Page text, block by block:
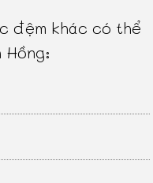
đệm khác có thể